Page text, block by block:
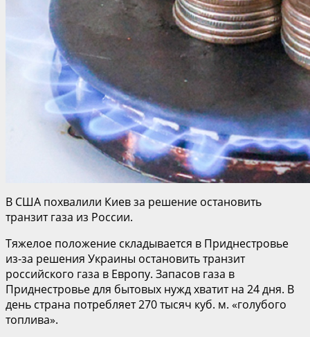
В США похвалили Киев за решение остановить
транзит газа из России.
Тяжелое положение складывается в Приднестровье
из-за решения Украины остановить транзит
российского газа в Европу. Запасов газа в
Приднестровье для бытовых нужд хватит на 24 дня. В
день страна потребляет 270 тысяч куб. м. «голубого
топлива».